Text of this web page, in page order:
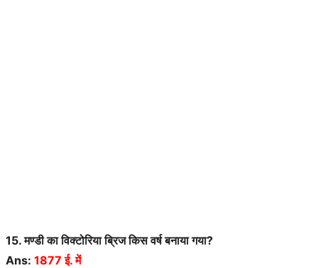
15. मण्डी का विक्टोरिया ब्रिज किस वर्ष बनाया गया?
Ans: 1877 ई. में